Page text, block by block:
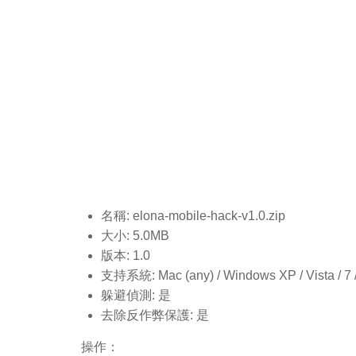
名稱: elona-mobile-hack-v1.0.zip
大小: 5.0MB
版本: 1.0
支持系統: Mac (any) / Windows XP / Vista / 7
躲避偵測: 是
去除反作弊保護: 是
操作：